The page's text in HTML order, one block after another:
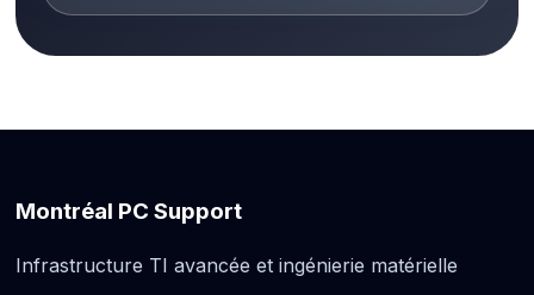
Montréal PC Support
Infrastructure TI avancée et ingénierie matérielle